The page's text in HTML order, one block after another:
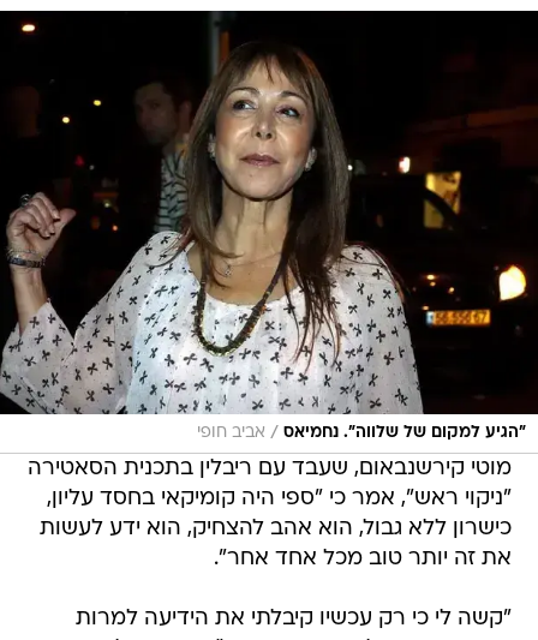
"הגיע למקום של שלווה". נחמיאס / אביב חופי
מוטי קירשנבאום, שעבד עם ריבלין בתכנית הסאטירה
"ניקוי ראש", אמר כי "ספי היה קומיקאי בחסד עליון,
כישרון ללא גבול, הוא אהב להצחיק, הוא ידע לעשות
את זה יותר טוב מכל אחד אחר".
"קשה לי כי רק עכשיו קיבלתי את הידיעה למרות